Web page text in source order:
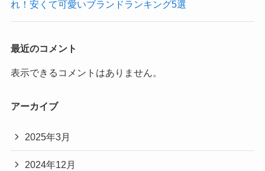
れ！安くて可愛いブランドランキング5選
最近のコメント
表示できるコメントはありません。
アーカイブ
2025年3月
2024年12月